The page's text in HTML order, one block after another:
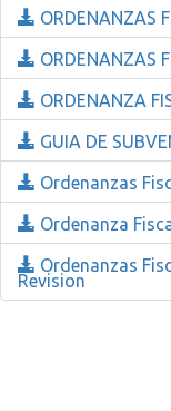
ORDENANZAS
ORDENANZAS
ORDENANZA
GUIA DE
Ordenanzas
Ordenanza
Ordenanzas
Revision